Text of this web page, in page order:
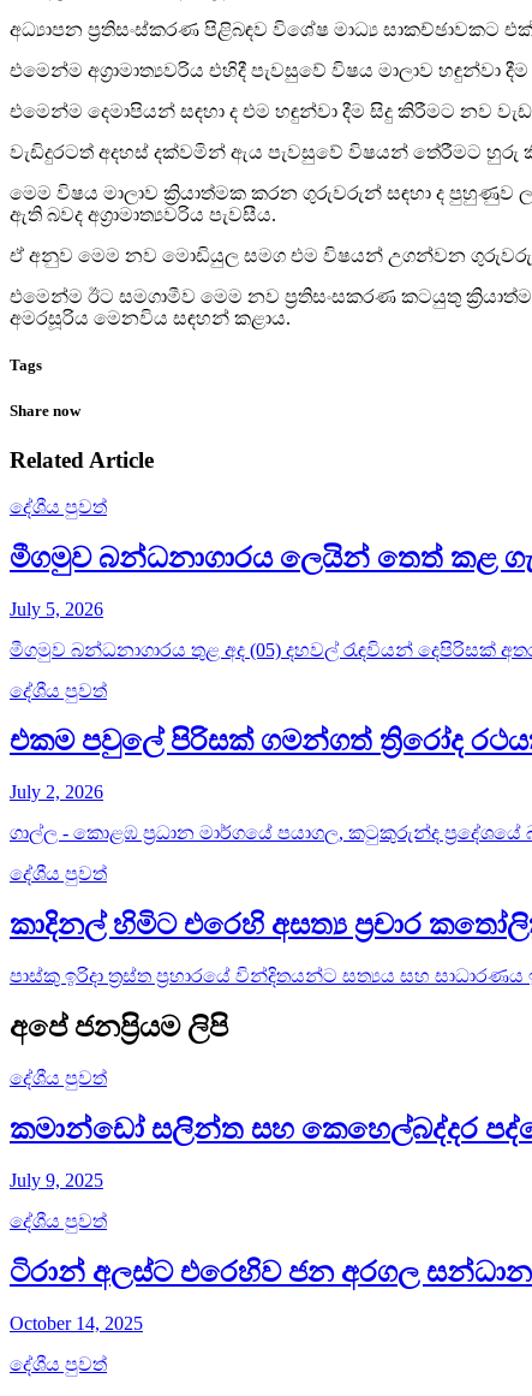
අධ්‍යාපන ප්‍රතිසංස්කරණ පිළිබඳව විශේෂ මාධ්‍ය සාකච්ඡාවකට
එමෙන්ම අග්‍රාමාත්‍යවරිය එහිදී පැවසුවේ විෂය මාලාව
එමෙන්ම දෙමාපියන් සඳහා ද එම හඳුන්වා දීම සිදු කිරීමට නව
වැඩිදුරටත් අදහස් දක්වමින් ඇය පැවසුවේ විෂයන් තේරීමට
මෙම විෂය මාලාව ක්‍රියාත්මක කරන ගුරුවරුන් සඳහා ද පුහුණුව
ඇති බවද අග්‍රාමාත්‍යවරිය පැවසීය.
ඒ අනුව මෙම නව මොඩියුල සමග එම විෂයන් උගන්වන
එමෙන්ම ඊට සමගාමීව මෙම නව ප්‍රතිසංසකරණ කටයුතු
අමරසූරිය මෙනවිය සඳහන් කළාය.
Tags
Share now
Related Article
දේශීය පුවත්
මීගමුව බන්ධනාගාරය ලෙයින් තෙත් කළ
July 5, 2026
මීගමුව බන්ධනාගාරය තුළ අද (05) දහවල් රැඳවියන් දෙපිරිසක්
දේශීය පුවත්
එකම පවුලේ පිරිසක් ගමන්ගත් ත්‍රිරෝද
July 2, 2026
ගාල්ල - කොළඹ ප්‍රධාන මාර්ගයේ පයාගල, කටුකුරුන්ද
දේශීය පුවත්
කාදිනල් හිමිට එරෙහි අසත්‍ය ප්‍රචාර
පාස්කු ඉරිදා ත්‍රස්ත ප්‍රහාරයේ වින්දිතයන්ට සත්‍යය සහ
අපේ ජනප්‍රියම ලිපි
දේශීය පුවත්
කමාන්ඩෝ සලින්ත සහ කෙහෙල්බද්දර
July 9, 2025
දේශීය පුවත්
ටිරාන් අලස්ට එරෙහිව ජන අරගල
October 14, 2025
දේශීය පුවත්